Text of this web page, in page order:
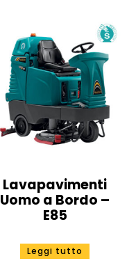
Lavapavimenti
Uomo a Bordo –
E85
Leggi tutto